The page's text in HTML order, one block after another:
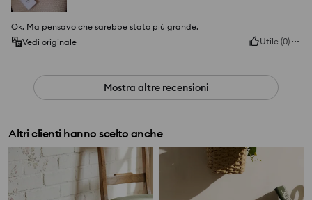
Ok. Ma pensavo che sarebbe stato più grande.
Vedi originale
Utile (0)
Mostra altre recensioni
Altri clienti hanno scelto anche